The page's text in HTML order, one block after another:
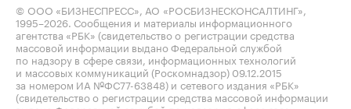
© ООО «БИЗНЕСПРЕСС», АО «РОСБИЗНЕСКОНСАЛТИНГ»,
1995–2026 . Сообщения и материалы информационного
агентства «РБК» (свидетельство о регистрации средства
массовой информации выдано Федеральной службой
по надзору в сфере связи, информационных технологий
и массовых коммуникаций (Роскомнадзор) 09.12.2015
за номером ИА №ФС77-63848) и сетевого издания «РБК»
(свидетельство о регистрации средства массовой информации